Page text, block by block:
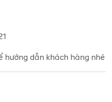
hướng dẫn khách hàng nhé